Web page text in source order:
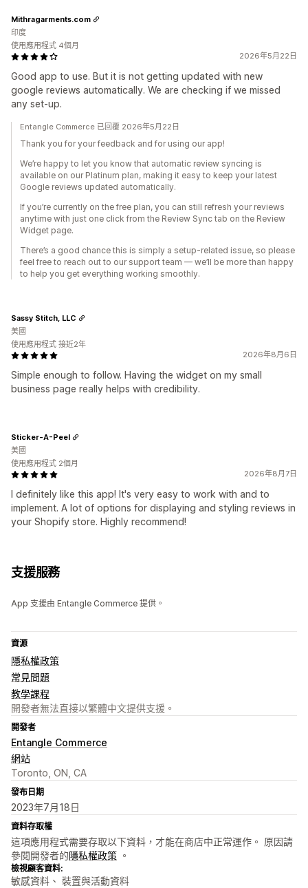
2026年5月22日
Good app to use. But it is not getting updated with new
google reviews automatically. We are checking if we missed
any set-up.
Mithragarments.com
印度
使用應用程式 4個月
Entangle Commerce 已回覆 2026年5月22日
Thank you for your feedback and for using our app!
We’re happy to let you know that automatic review syncing is
available on our Platinum plan, making it easy to keep your latest
Google reviews updated automatically.
If you’re currently on the free plan, you can still refresh your reviews
anytime with just one click from the Review Sync tab on the Review
Widget page.
There’s a good chance this is simply a setup-related issue, so please
feel free to reach out to our support team — we’ll be more than happy
to help you get everything working smoothly.
2026年8月6日
Simple enough to follow. Having the widget on my small
business page really helps with credibility.
Sassy Stitch, LLC
美國
使用應用程式 接近2年
2026年8月7日
I definitely like this app! It's very easy to work with and to
implement. A lot of options for displaying and styling reviews in
your Shopify store. Highly recommend!
Sticker-A-Peel
美國
使用應用程式 2個月
支援服務
App 支援由 Entangle Commerce 提供。
資源
隱私權政策
常見問題
教學課程
開發者無法直接以繁體中文提供支援。
開發者
Entangle Commerce
網站
Toronto, ON, CA
發布日期
2023年7月18日
資料存取權
這項應用程式需要存取以下資料，才能在商店中正常運作。 原因請
參閱開發者的隱私權政策 。
檢視顧客資料:
敏感資料、 裝置與活動資料